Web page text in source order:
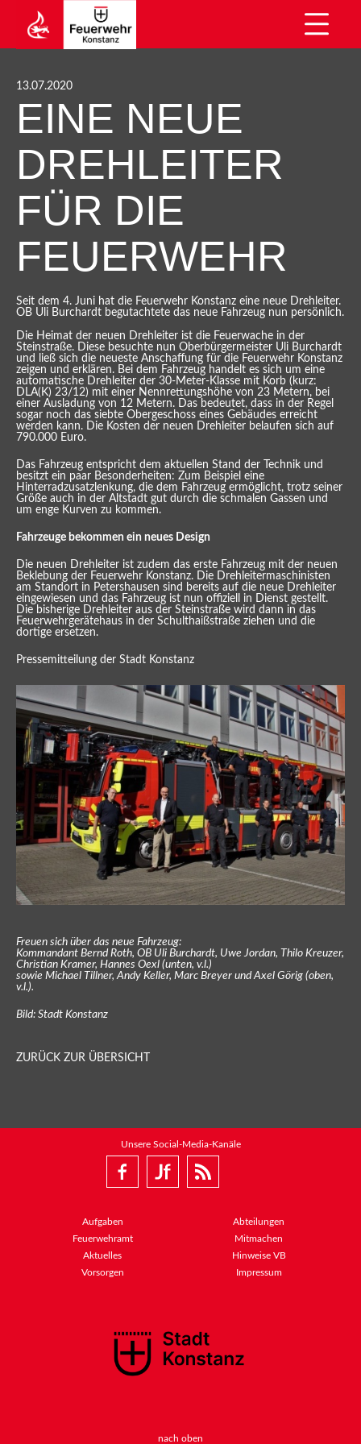
13.07.2020
EINE NEUE
DREHLEITER
FÜR DIE
FEUERWEHR
Seit dem 4. Juni hat die Feuerwehr Konstanz eine neue Drehleiter.
OB Uli Burchardt begutachtete das neue Fahrzeug nun persönlich.
Die Heimat der neuen Drehleiter ist die Feuerwache in der
Steinstraße. Diese besuchte nun Oberbürgermeister Uli Burchardt
und ließ sich die neueste Anschaffung für die Feuerwehr Konstanz
zeigen und erklären. Bei dem Fahrzeug handelt es sich um eine
automatische Drehleiter der 30-Meter-Klasse mit Korb (kurz:
DLA(K) 23/12) mit einer Nennrettungshöhe von 23 Metern, bei
einer Ausladung von 12 Metern. Das bedeutet, dass in der Regel
sogar noch das siebte Obergeschoss eines Gebäudes erreicht
werden kann. Die Kosten der neuen Drehleiter belaufen sich auf
790.000 Euro.
Das Fahrzeug entspricht dem aktuellen Stand der Technik und
besitzt ein paar Besonderheiten: Zum Beispiel eine
Hinterradzusatzlenkung, die dem Fahrzeug ermöglicht, trotz seiner
Größe auch in der Altstadt gut durch die schmalen Gassen und
um enge Kurven zu kommen.
Fahrzeuge bekommen ein neues Design
Die neuen Drehleiter ist zudem das erste Fahrzeug mit der neuen
Beklebung der Feuerwehr Konstanz. Die Drehleitermaschinisten
am Standort in Petershausen sind bereits auf die neue Drehleiter
eingewiesen und das Fahrzeug ist nun offiziell in Dienst gestellt.
Die bisherige Drehleiter aus der Steinstraße wird dann in das
Feuerwehrgerätehaus in der Schulthaißstraße ziehen und die
dortige ersetzen.
Pressemitteilung der Stadt Konstanz
Freuen sich über das neue Fahrzeug:
Kommandant Bernd Roth, OB Uli Burchardt, Uwe Jordan, Thilo Kreuzer,
Christian Kramer, Hannes Oexl (unten, v.l.)
sowie Michael Tillner, Andy Keller, Marc Breyer und Axel Görig (oben,
v.l.).
Bild: Stadt Konstanz
ZURÜCK ZUR ÜBERSICHT
Unsere Social-Media-Kanäle
Aufgaben
Abteilungen
Feuerwehramt
Mitmachen
Aktuelles
Hinweise VB
Vorsorgen
Impressum
nach oben